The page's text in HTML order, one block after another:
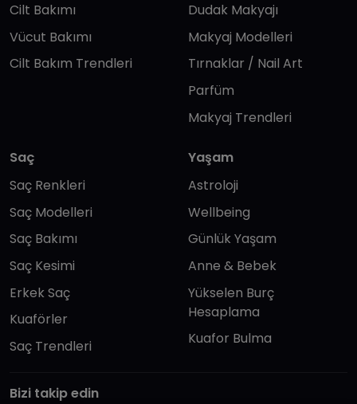
Cilt Bakımı
Vücut Bakımı
Cilt Bakım Trendleri
Dudak Makyajı
Makyaj Modelleri
Tırnaklar / Nail Art
Parfüm
Makyaj Trendleri
Saç
Saç Renkleri
Saç Modelleri
Saç Bakımı
Saç Kesimi
Erkek Saç
Kuaförler
Saç Trendleri
Yaşam
Astroloji
Wellbeing
Günlük Yaşam
Anne & Bebek
Yükselen Burç
Hesaplama
Kuafor Bulma
Bizi takip edin